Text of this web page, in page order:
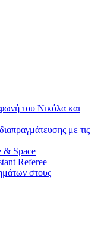
του Νικόλα και
με τις
Space
Referee
στους